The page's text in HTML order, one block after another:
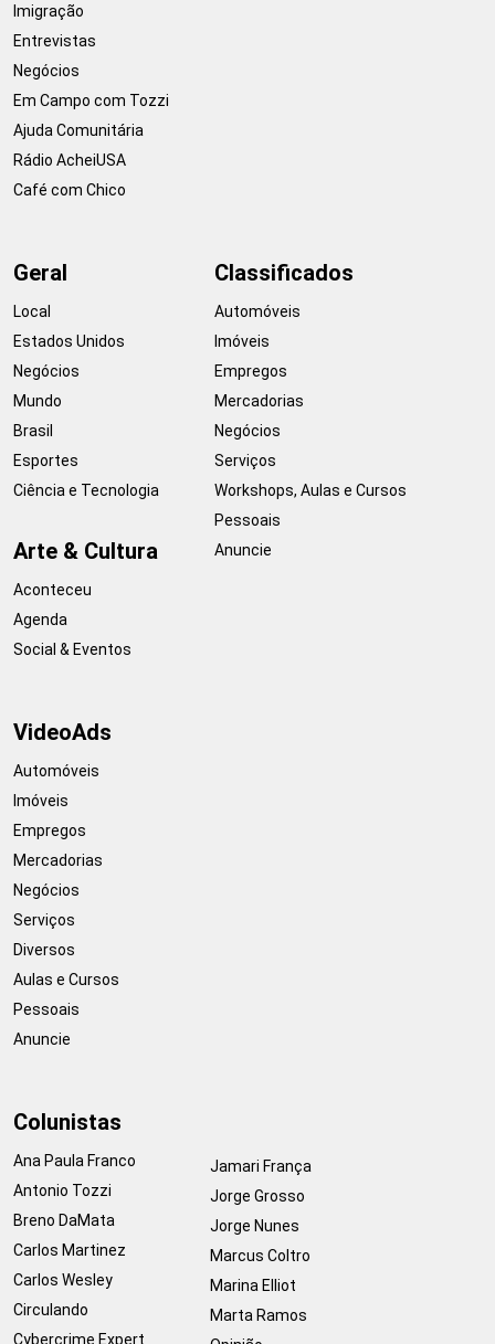
Imigração
Entrevistas
Negócios
Em Campo com Tozzi
Ajuda Comunitária
Rádio AcheiUSA
Café com Chico
Geral
Local
Estados Unidos
Negócios
Mundo
Brasil
Esportes
Ciência e Tecnologia
Arte & Cultura
Aconteceu
Agenda
Social & Eventos
Classificados
Automóveis
Imóveis
Empregos
Mercadorias
Negócios
Serviços
Workshops, Aulas e Cursos
Pessoais
Anuncie
VideoAds
Automóveis
Imóveis
Empregos
Mercadorias
Negócios
Serviços
Diversos
Aulas e Cursos
Pessoais
Anuncie
Colunistas
Ana Paula Franco
Antonio Tozzi
Breno DaMata
Carlos Martinez
Carlos Wesley
Circulando
Cybercrime Expert
Jamari França
Jorge Grosso
Jorge Nunes
Marcus Coltro
Marina Elliot
Marta Ramos